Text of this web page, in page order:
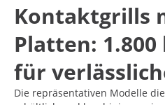
Kontaktgrills
Platten: 1.800
für
Die repräsentativen Modelle